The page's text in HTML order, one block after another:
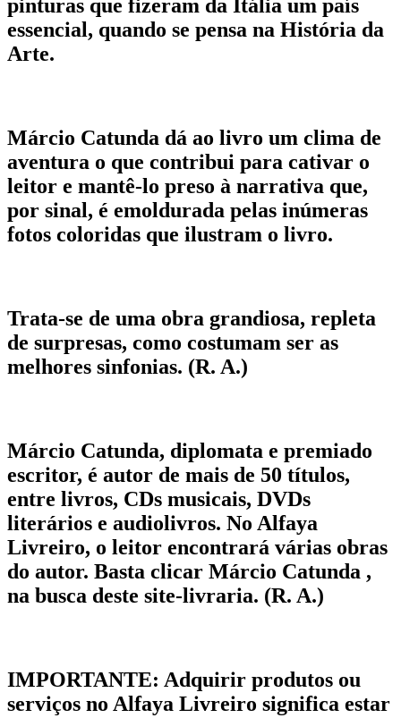
pinturas que fizeram da Itália um país
essencial, quando se pensa na História da
Arte.
Márcio Catunda dá ao livro um clima de
aventura o que contribui para cativar o
leitor e mantê-lo preso à narrativa que,
por sinal, é emoldurada pelas inúmeras
fotos coloridas que ilustram o livro.
Trata-se de uma obra grandiosa, repleta
de surpresas, como costumam ser as
melhores sinfonias. (R. A.)
Márcio Catunda, diplomata e premiado
escritor, é autor de mais de 50 títulos,
entre livros, CDs musicais, DVDs
literários e audiolivros. No Alfaya
Livreiro, o leitor encontrará várias obras
do autor. Basta clicar Márcio Catunda ,
na busca deste site-livraria. (R. A.)
IMPORTANTE: Adquirir produtos ou
serviços no Alfaya Livreiro significa estar